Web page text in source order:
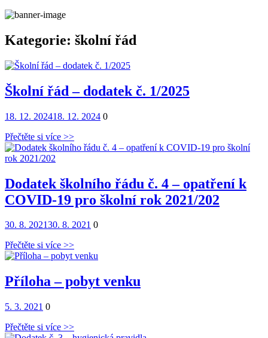
Kategorie: školní řád
Školní řád – dodatek č. 1/2025
Posted
18. 12. 202418. 12. 2024Comments
0
Přečtěte si více >>
Dodatek školního řádu č. 4 – opatření k
COVID-19 pro školní rok 2021/202
Posted
30. 8. 202130. 8. 2021 Comments
0
Přečtěte si více >>
Příloha – pobyt venku
Posted
5. 3. 2021 Comments
0
Přečtěte si více >>